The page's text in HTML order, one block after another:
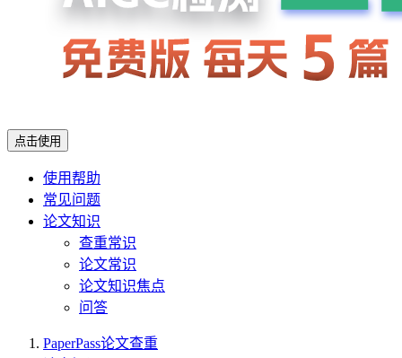
点击使用
使用帮助
常见问题
论文知识
查重常识
论文常识
论文知识焦点
问答
PaperPass论文查重